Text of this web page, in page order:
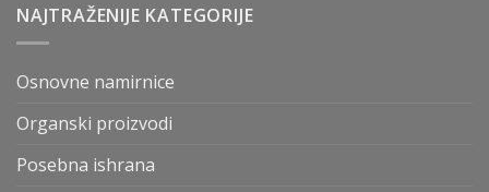
NAJTRAŽENIJE KATEGORIJE
Osnovne namirnice
Organski proizvodi
Posebna ishrana